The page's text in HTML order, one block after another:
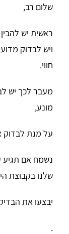
שלום רב,
ראשית יש
ויש לבדוק
חווי.
מעבר לכך יש
מונע,
על מנת לבדוק
נשמח אם תגיע
שלנו בקבוצת
יבצעו את
.